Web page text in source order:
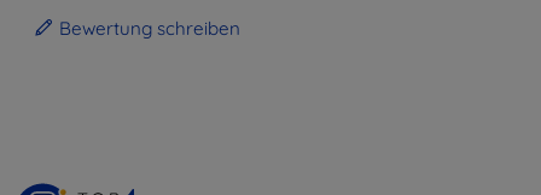
Bewertung schreiben